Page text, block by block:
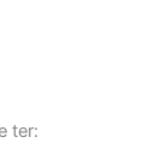
ter: